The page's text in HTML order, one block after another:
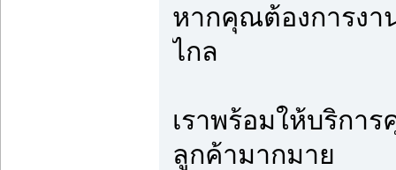
หากคุณต้องการงา
ไกล
เราพร้อมให้บริกา
ลูกค้ามากมาย